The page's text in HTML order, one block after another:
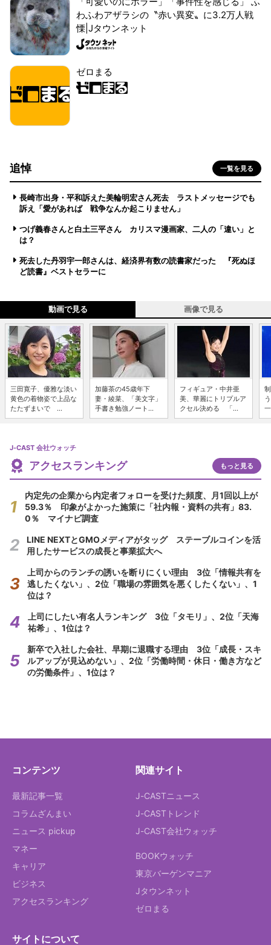
わふわアザラシの〝赤い異変〟に3.2万人戦
慄|Jタウンネット
ゼロまる
追悼 一覧を見る
長崎市出身・平和訴えた美輪明宏さん死去 ラストメッセージでも
訴え「愛があれば 戦争なんか起こりません」
つげ義春さんと白土三平さん カリスマ漫画家、二人の「違い」と
は？
死去した丹羽宇一郎さんは、経済界有数の読書家だった 『死ぬほ
ど読書』ベストセラーに
動画で見る 画像で見る
三田寛子、優雅な淡い
黄色の着物姿で上品な
たたずまいで ...
加藤茶の45歳年下
妻・綾菜、「美文字」
手書き勉強ノート...
フィギュア・中井亜
美、華麗にトリプルア
クセル決める 「...
J-CAST 会社ウォッチ
アクセスランキング もっと見る
内定先の企業から内定者フォローを受けた頻度、月1回以上が
59.3％ 印象がよかった施策に「社内報・資料の共有」83.
0％ マイナビ調査
LINE NEXTとGMOメディアがタッグ ステーブルコインを活
用したサービスの成長と事業拡大へ
上司からのランチの誘いを断りにくい理由 3位「情報共有を
逃したくない」、2位「職場の雰囲気を悪くしたくない」、1
位は？
上司にしたい有名人ランキング 3位「タモリ」、2位「天海
祐希」、1位は？
新卒で入社した会社、早期に退職する理由 3位「成長・スキ
ルアップが見込めない」、2位「労働時間・休日・働き方など
の労働条件」、1位は？
コンテンツ
最新記事一覧
コラムざんまい
ニュース pickup
マネー
キャリア
ビジネス
アクセスランキング
関連サイト
J-CASTニュース
J-CASTトレンド
J-CAST会社ウォッチ
BOOKウォッチ
東京バーゲンマニア
Jタウンネット
ゼロまる
サイトについて